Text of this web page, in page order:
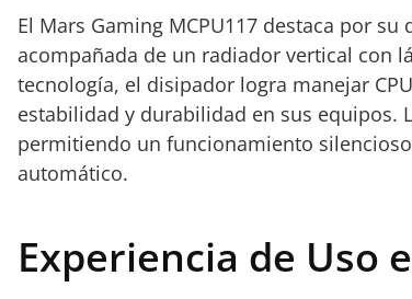
El Mars Gaming MCPU117 destaca por
acompañada de un radiador vertical con
tecnología, el disipador logra manejar
estabilidad y durabilidad en sus equipos.
permitiendo un funcionamiento
automático.
Experiencia de Uso